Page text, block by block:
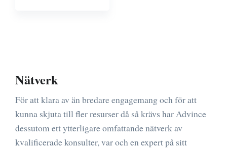
Nätverk
För att klara av än bredare engagemang och för att
kunna skjuta till fler resurser då så krävs har Advince
dessutom ett ytterligare omfattande nätverk av
kvalificerade konsulter, var och en expert på sitt